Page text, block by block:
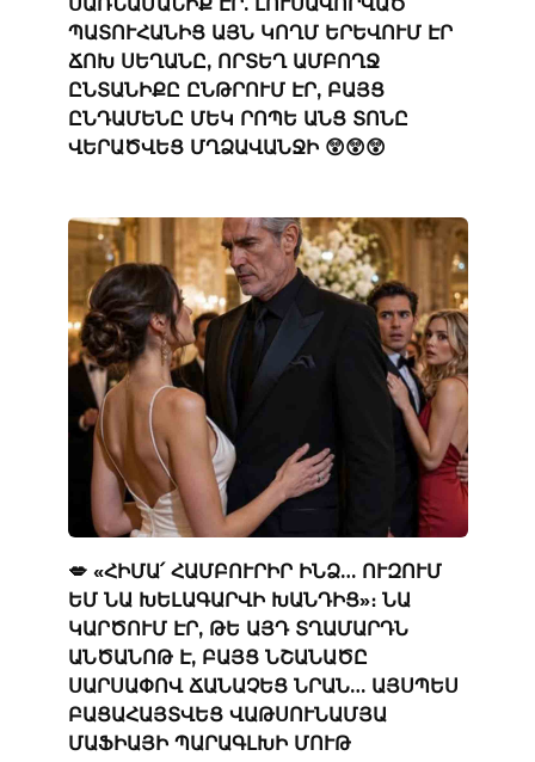
ՊԱՏՈՒՀԱՆԻՑ ԱՅՆ ԿՈՂՄ ԵՐԵՎՈՒՄ ԷՐ
ՃՈԽ ՍԵՂԱՆԸ, ՈՐՏԵՂ ԱՄԲՈՂՋ
ԸՆՏԱՆԻՔԸ ԸՆԹՐՈՒՄ ԷՐ, ԲԱՅՑ
ԸՆԴԱՄԵՆԸ ՄԵԿ ՐՈՊԵ ԱՆՑ ՏՈՆԸ
ՎԵՐԱԾՎԵՑ ՄՂՁԱՎԱՆՋԻ 😲😲😲
💋 «ՀԻՄԱ՛ ՀԱՄԲՈՒՐԻՐ ԻՆՁ… ՈՒԶՈՒՄ
ԵՄ ՆԱ ԽԵԼԱԳԱՐՎԻ ԽԱՆԴԻՑ»։ ՆԱ
ԿԱՐԾՈՒՄ ԷՐ, ԹԵ ԱՅԴ ՏՂԱՄԱՐԴՆ
ԱՆԾԱՆՈԹ Է, ԲԱՅՑ ՆՇԱՆԱԾԸ
ՍԱՐՍԱՓՈՎ ՃԱՆԱՉԵՑ ՆՐԱՆ… ԱՅՍՊԵՍ
ԲԱՑԱՀԱՅՏՎԵՑ ՎԱԹՍՈՒՆԱՄՅԱ
ՄԱՖԻԱՅԻ ՊԱՐԱԳԼԽԻ ՄՈՒԹ